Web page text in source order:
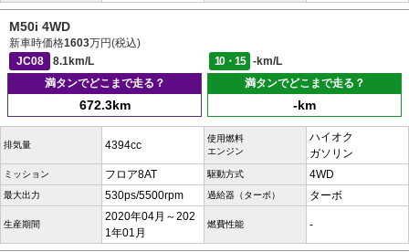
M50i 4WD
新車時価格1603万円(税込)
JC08
8.1km/L 10・15
-km/L
満タンでどこまで走る？
672.3km
満タンでどこまで走る？
-km
排気量 4394cc
使用燃料
エンジン
ハイオク
ガソリン
ミッション フロア8AT 駆動方式 4WD
最大出力 530ps/5500rpm 過給器（ターボ） ターボ
生産期間
2020年04月～202
1年01月
燃費性能 -